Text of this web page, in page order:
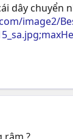
dây chuyển
image2/